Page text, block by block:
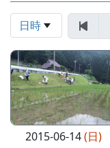
日時
2015-06-14(日)